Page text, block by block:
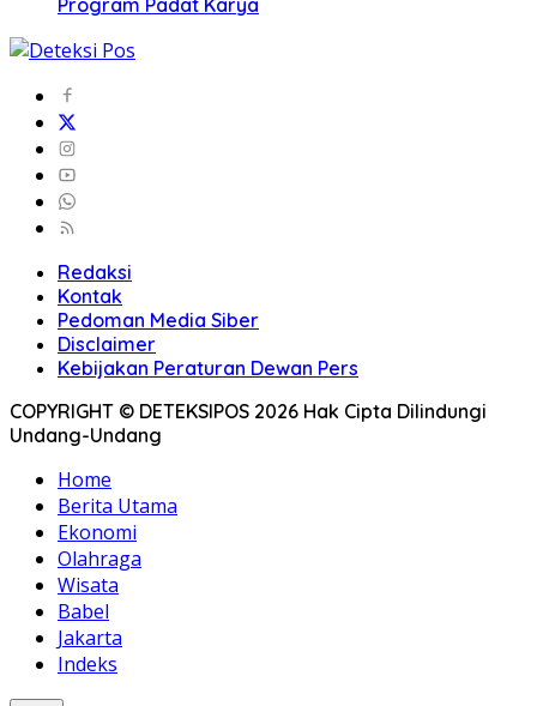
Program Padat Karya
Redaksi
Kontak
Pedoman Media Siber
Disclaimer
Kebijakan Peraturan Dewan Pers
COPYRIGHT © DETEKSIPOS 2026 Hak Cipta Dilindungi
Undang-Undang
Home
Berita Utama
Ekonomi
Olahraga
Wisata
Babel
Jakarta
Indeks